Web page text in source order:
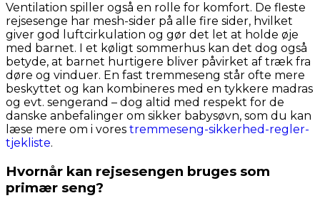
Ventilation spiller også en rolle for komfort. De fleste
rejsesenge har mesh-sider på alle fire sider, hvilket
giver god luftcirkulation og gør det let at holde øje
med barnet. I et køligt sommerhus kan det dog også
betyde, at barnet hurtigere bliver påvirket af træk fra
døre og vinduer. En fast tremmeseng står ofte mere
beskyttet og kan kombineres med en tykkere madras
og evt. sengerand – dog altid med respekt for de
danske anbefalinger om sikker babysøvn, som du kan
læse mere om i vores tremmeseng-sikkerhed-regler-
tjekliste.
Hvornår kan rejsesengen bruges som
primær seng?